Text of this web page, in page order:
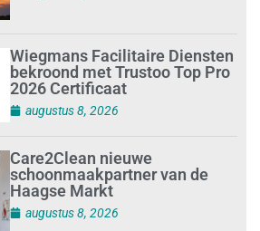
Wiegmans Facilitaire Diensten
bekroond met Trustoo Top Pro
2026 Certificaat
augustus 8, 2026
Care2Clean nieuwe
schoonmaakpartner van de
Haagse Markt
augustus 8, 2026